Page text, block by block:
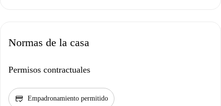
Normas de la casa
Permisos contractuales
credit_score Empadronamiento permitido